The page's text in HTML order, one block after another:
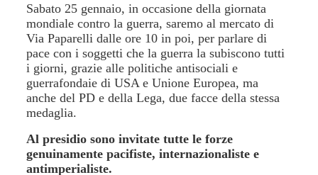
Sabato 25 gennaio, in occasione della giornata
mondiale contro la guerra, saremo al mercato di
Via Paparelli dalle ore 10 in poi, per parlare di
pace con i soggetti che la guerra la subiscono tutti
i giorni, grazie alle politiche antisociali e
guerrafondaie di USA e Unione Europea, ma
anche del PD e della Lega, due facce della stessa
medaglia.
Al presidio sono invitate tutte le forze
genuinamente pacifiste, internazionaliste e
antimperialiste.